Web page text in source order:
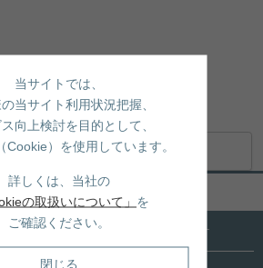
地図アプリで開く
ページトップへ戻る
舗！売買も賃貸も全店で承ります
当サイトでは、
当サイト利用状況把握、
向上検討を目的として、
Cookie）を使用しています。
詳しくは、当社の
の取扱いについて」 を
ご確認ください。
閉じる